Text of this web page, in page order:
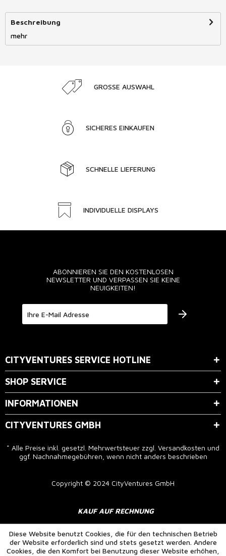
Beschreibung
mehr
GROSSE AUSWAHL
SICHERES EINKAUFEN
SCHNELLE LIEFERUNG
INDIVIDUELLE DISPLAYS
ABONNIEREN SIE DEN KOSTENLOSEN
NEWSLETTER UND VERPASSEN SIE KEINE
NEUIGKEITEN!
CITYVENTURES SERVICE HOTLINE
SHOP SERVICE
INFORMATIONEN
CITYVENTURES GMBH
* Alle Preise inkl. gesetzl. Mehrwertsteuer zzgl. Versandkosten und
ggf. Nachnahmegebühren, wenn nicht anders beschrieben
Copyright © 2024 CityVentures GmbH
KAUF AUF RECHNUNG
Diese Website benutzt Cookies, die für den technischen Betrieb
der Website erforderlich sind und stets gesetzt werden. Andere
Cookies, die den Komfort bei Benutzung dieser Website erhöhen,